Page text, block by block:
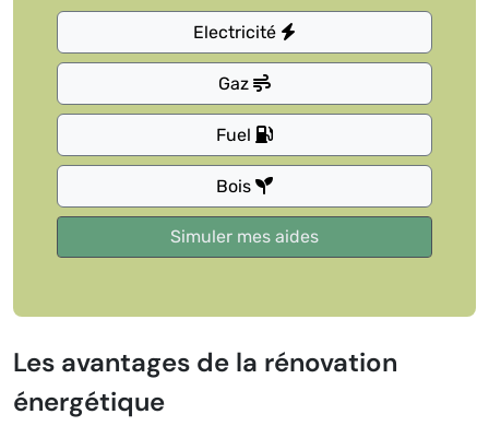
Electricité
Gaz
Fuel
Bois
Les avantages de la rénovation
énergétique